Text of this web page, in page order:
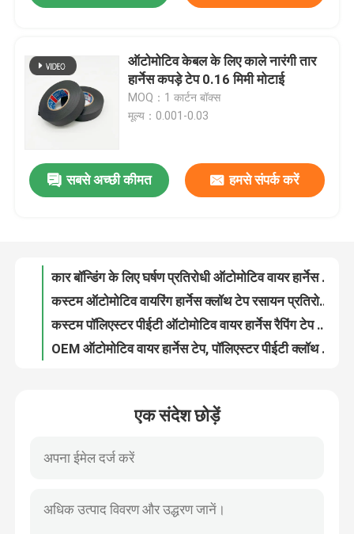
होम
उत्पाद
वीडियो
हमारे बारे में
फैक्टरी यात्रा
ऑटोमोटिव केबल के लिए काले नारंगी तार
हार्नेस कपड़े टेप 0.16 मिमी मोटाई
MOQ：1 कार्टन बॉक्स
मूल्य：0.001-0.03
सबसे अच्छी कीमत हमसे संपर्क करें
ब्लैक मोटरसाइकिल वायरिंग हार्नेस टेप यूवी प्रतिरोधी रासायनिक प्रतिरोधी
कार बॉन्डिंग के लिए घर्षण प्रतिरोधी ऑटोमोटिव वायर हार्नेस टेप टिकाऊ
कस्टम ऑटोमोटिव वायरिंग हार्नेस क्लॉथ टेप रसायन प्रतिरोधी विलायक प्रतिरोधी
कस्टम पॉलिएस्टर पीईटी ऑटोमोटिव वायर हार्नेस रैपिंग टेप तापमान प्रतिरोधी
OEM ऑटोमोटिव वायर हार्नेस टेप, पॉलिएस्टर पीईटी क्लॉथ वायर लूम टेप
एक संदेश छोड़ें